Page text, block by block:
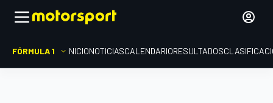
FÓRMULA 1 INICIONOTICIASCALENDARIORESULTADOS